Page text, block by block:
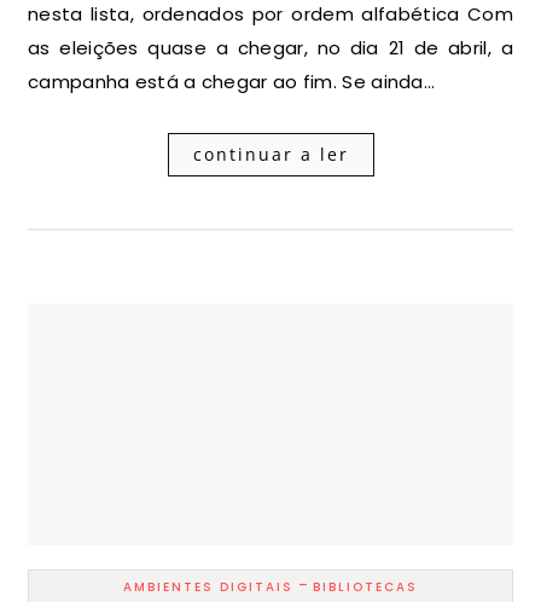
nesta lista, ordenados por ordem alfabética Com
as eleições quase a chegar, no dia 21 de abril, a
campanha está a chegar ao fim. Se ainda…
continuar a ler
AMBIENTES DIGITAIS - BIBLIOTECAS